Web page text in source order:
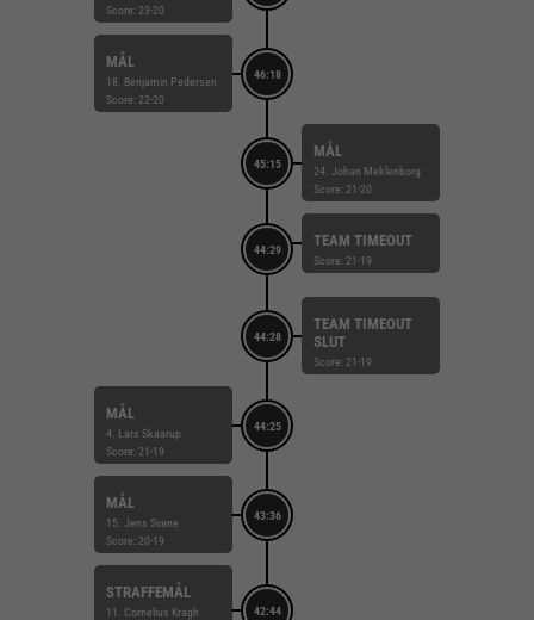
Score: 23-20
46:18
MÅL
18. Benjamin Pedersen
Score: 22-20
45:15
MÅL
24. Johan Meklenborg
Score: 21-20
44:29
TEAM TIMEOUT
Score: 21-19
44:28
TEAM TIMEOUT
SLUT
Score: 21-19
44:25
MÅL
4. Lars Skaarup
Score: 21-19
43:36
MÅL
15. Jens Svane
Score: 20-19
42:44
STRAFFEMÅL
11. Cornelius Kragh